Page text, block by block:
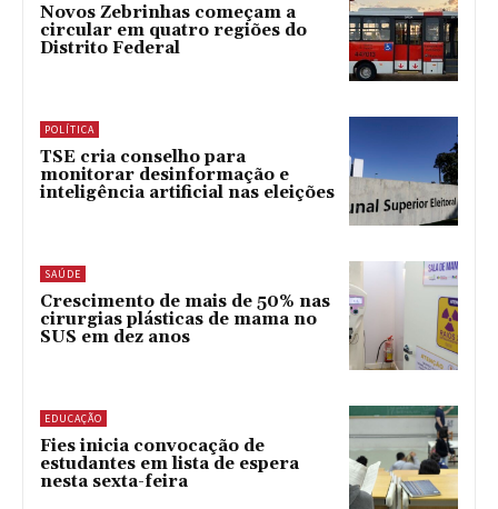
Novos Zebrinhas começam a
circular em quatro regiões do
Distrito Federal
POLÍTICA
TSE cria conselho para
monitorar desinformação e
inteligência artificial nas eleições
SAÚDE
Crescimento de mais de 50% nas
cirurgias plásticas de mama no
SUS em dez anos
EDUCAÇÃO
Fies inicia convocação de
estudantes em lista de espera
nesta sexta-feira